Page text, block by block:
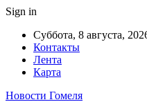
Sign in
Суббота, 8 августа,
Контакты
Лента
Карта
Новости Гомеля